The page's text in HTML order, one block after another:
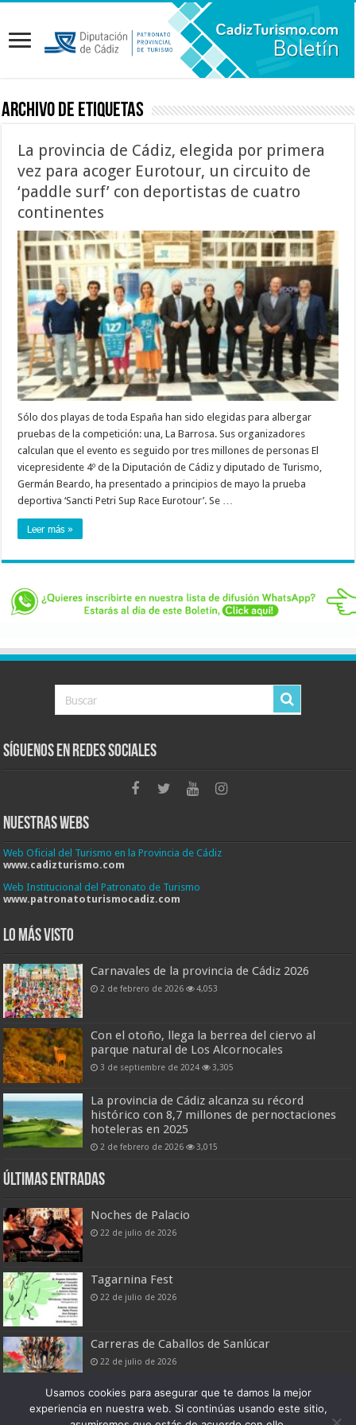
Archivo de etiquetas
La provincia de Cádiz, elegida por primera
vez para acoger Eurotour, un circuito de
‘paddle surf’ con deportistas de cuatro
continentes
Sólo dos playas de toda España han sido elegidas para albergar
pruebas de la competición: una, La Barrosa. Sus organizadores
calculan que el evento es seguido por tres millones de personas El
vicepresidente 4º de la Diputación de Cádiz y diputado de Turismo,
Germán Beardo, ha presentado a principios de mayo la prueba
deportiva ‘Sancti Petri Sup Race Eurotour’. Se …
Leer más »
Síguenos en Redes Sociales
Nuestras Webs
Web Oficial del Turismo en la Provincia de Cádiz
www.cadizturismo.com
Web Institucional del Patronato de Turismo
www.patronatoturismocadiz.com
Lo más visto
Carnavales de la provincia de Cádiz 2026
2 de febrero de 2026 4,053
Con el otoño, llega la berrea del ciervo al
parque natural de Los Alcornocales
3 de septiembre de 2024 3,305
La provincia de Cádiz alcanza su récord
histórico con 8,7 millones de pernoctaciones
hoteleras en 2025
2 de febrero de 2026 3,015
Últimas entradas
Noches de Palacio
22 de julio de 2026
Tagarnina Fest
22 de julio de 2026
Carreras de Caballos de Sanlúcar
22 de julio de 2026
Usamos cookies para asegurar que te damos la mejor
experiencia en nuestra web. Si continúas usando este sitio,